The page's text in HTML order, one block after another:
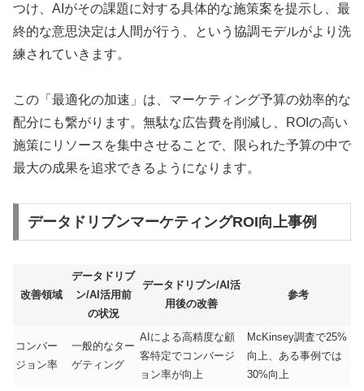
つけ、AIがその課題に対する具体的な施策案を提示し、最
終的な意思決定は人間が行う、という協調モデルがより洗
練されていきます。
この「最適化の加速」は、マーケティング予算の効率的な
配分にも繋がります。無駄な広告費を削減し、ROIの高い
施策にリソースを集中させることで、限られた予算の中で
最大の成果を追求できるようになります。
データドリブンマーケティングROI向上事例
改善領域
データドリブ
ン/AI活用前
の状況
データドリブン/AI活
用後の改善
参考
コンバー
ジョン率
一般的なター
ゲティング
AIによる高精度な顧
客特定でコンバージ
ョン率が向上
McKinsey調査で25%
向上、ある事例では
30%向上